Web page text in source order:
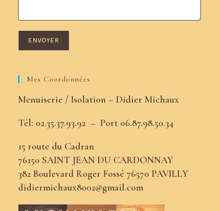
Mes Coordonnées
Menuiserie / Isolation – Didier Michaux
Tél: 02.35.37.93.92 – Port 06.87.98.50.34
15 route du Cadran
76150 SAINT JEAN DU CARDONNAY
382 Boulevard Roger Fossé 76570 PAVILLY
didiermichaux8002@gmail.com